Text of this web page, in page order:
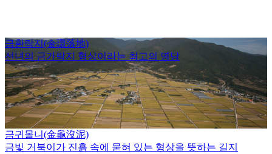
금환락지(金環落地)
선녀의 금가락지 형상이라는 최고의 명당
금귀몰니(金龜沒泥)
금빛 거북이가 진흙 속에 묻혀 있는 형상을 뜻하는 길지